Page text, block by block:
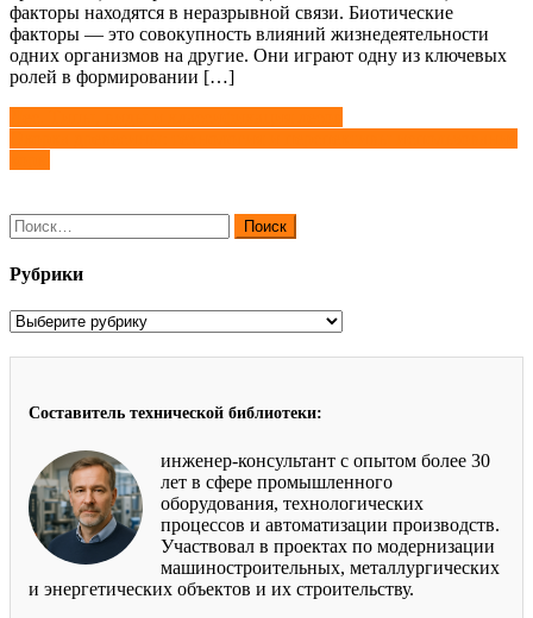
факторы находятся в неразрывной связи. Биотические
факторы — это совокупность влияний жизнедеятельности
одних организмов на другие. Они играют одну из ключевых
ролей в формировании […]
Навигация
по
Найти:
Рубрики
Рубрики
Составитель технической библиотеки:
инженер-консультант с опытом более 30
лет в сфере промышленного
оборудования, технологических
процессов и автоматизации производств.
Участвовал в проектах по модернизации
машиностроительных, металлургических
и энергетических объектов и их строительству.